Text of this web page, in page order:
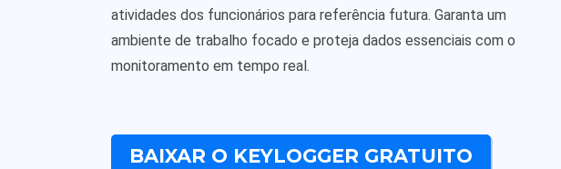
atividades dos funcionários para referência futura. Garanta um
ambiente de trabalho focado e proteja dados essenciais com o
monitoramento em tempo real.
BAIXAR O KEYLOGGER GRATUITO